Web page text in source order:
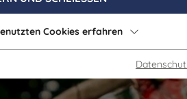
Deutschland zum
unsere Tipps für Ton-
Cookies erfahren